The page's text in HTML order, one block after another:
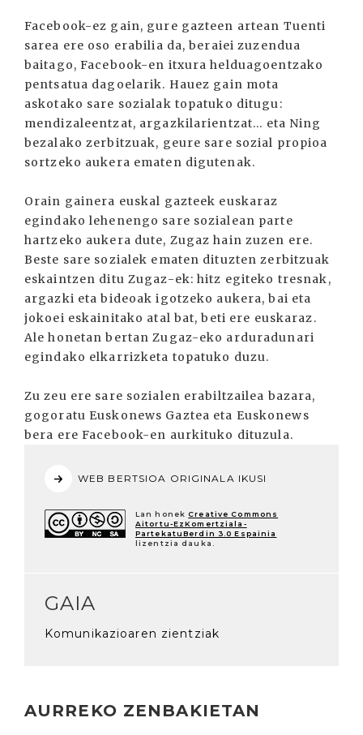
Facebook-ez gain, gure gazteen artean Tuenti
sarea ere oso erabilia da, beraiei zuzendua
baitago, Facebook-en itxura helduagoentzako
pentsatua dagoelarik. Hauez gain mota
askotako sare sozialak topatuko ditugu:
mendizaleentzat, argazkilarientzat... eta Ning
bezalako zerbitzuak, geure sare sozial propioa
sortzeko aukera ematen digutenak.
Orain gainera euskal gazteek euskaraz
egindako lehenengo sare sozialean parte
hartzeko aukera dute, Zugaz hain zuzen ere.
Beste sare sozialek ematen dituzten zerbitzuak
eskaintzen ditu Zugaz-ek: hitz egiteko tresnak,
argazki eta bideoak igotzeko aukera, bai eta
jokoei eskainitako atal bat, beti ere euskaraz.
Ale honetan bertan Zugaz-eko arduradunari
egindako elkarrizketa topatuko duzu.
Zu zeu ere sare sozialen erabiltzailea bazara,
gogoratu Euskonews Gaztea eta Euskonews
bera ere Facebook-en aurkituko dituzula.
WEB BERTSIOA ORIGINALA IKUSI
Lan honek Creative Commons
Aitortu-EzKomertziala-
PartekatuBerdin 3.0 Espainia
lizentzia dauka.
GAIA
Komunikazioaren zientziak
AURREKO ZENBAKIETAN